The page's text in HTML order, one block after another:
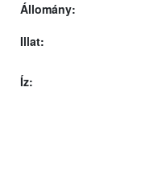
Állomány:
Illat:
Íz: